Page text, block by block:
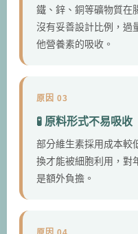
鐵、鋅、銅等礦物質在
沒有妥善設計比例，過
他營養素的吸收。
原因 03
🧪 原料形式不易吸收
部分維生素採用成本較
換才能被細胞利用，對
是額外負擔。